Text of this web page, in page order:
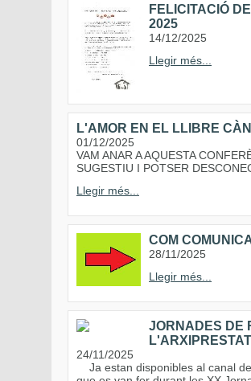
FELICITACIÓ
2025
14/12/2025
Llegir més...
L'AMOR EN EL LLIBRE
01/12/2025
VAM ANAR A AQUESTA
SUGESTIU I POTSER
Llegir més...
COM
28/11/2025
Llegir més...
JORNADES DE
24/11/2025
Ja estan disponibles al canal